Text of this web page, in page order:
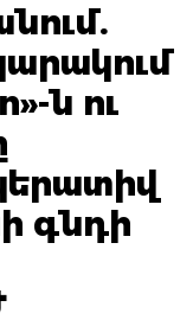
ն ու
գնդի